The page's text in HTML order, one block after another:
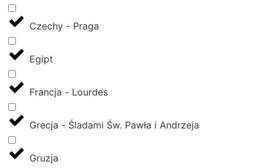
Czechy - Praga
Egipt
Francja - Lourdes
Grecja - Śladami Św. Pawła i Andrzeja
Gruzja